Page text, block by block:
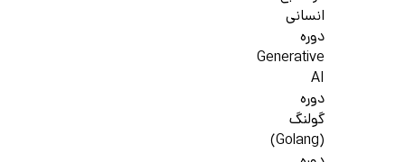
انسانی
دوره
Generative
AI
دوره
گولنگ
(Golang)